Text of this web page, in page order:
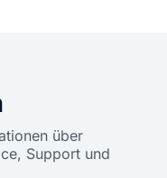
über
Support und